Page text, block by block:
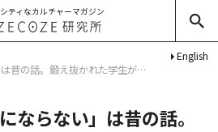
ティなカルチャーマガジン
English
「新卒は即戦力にならない」は昔の話。鍛え抜かれた学生があなたの会社にも？イマドキ大学生のキャリア教育
ならない」は昔の話。